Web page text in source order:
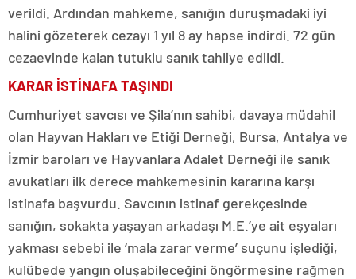
verildi. Ardından mahkeme, sanığın duruşmadaki iyi
halini gözeterek cezayı 1 yıl 8 ay hapse indirdi. 72 gün
cezaevinde kalan tutuklu sanık tahliye edildi.
KARAR İSTİNAFA TAŞINDI
Cumhuriyet savcısı ve Şila’nın sahibi, davaya müdahil
olan Hayvan Hakları ve Etiği Derneği, Bursa, Antalya ve
İzmir baroları ve Hayvanlara Adalet Derneği ile sanık
avukatları ilk derece mahkemesinin kararına karşı
istinafa başvurdu. Savcının istinaf gerekçesinde
sanığın, sokakta yaşayan arkadaşı M.E.’ye ait eşyaları
yakması sebebi ile ‘mala zarar verme’ suçunu işlediği,
kulübede yangın oluşabileceğini öngörmesine rağmen